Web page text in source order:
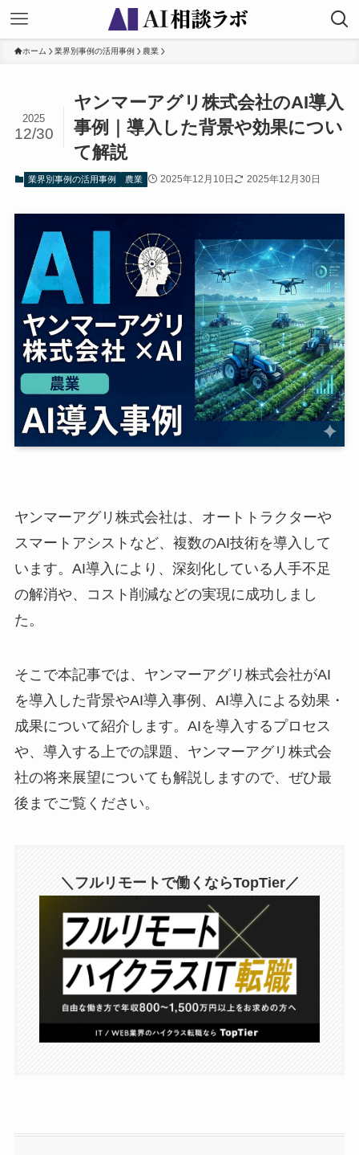
ホーム 業界別事例の活用事例 農業
ヤンマーアグリ株式会社のAI導入
事例｜導入した背景や効果につい
て解説
2025
12/30
業界別事例の活用事例 農業 2025年12月10日 2025年12月30日
ヤンマーアグリ株式会社は、オートトラクターや
スマートアシストなど、複数のAI技術を導入して
います。AI導入により、深刻化している人手不足
の解消や、コスト削減などの実現に成功しまし
た。
そこで本記事では、ヤンマーアグリ株式会社がAI
を導入した背景やAI導入事例、AI導入による効果・
成果について紹介します。AIを導入するプロセス
や、導入する上での課題、ヤンマーアグリ株式会
社の将来展望についても解説しますので、ぜひ最
後までご覧ください。
＼フルリモートで働くならTopTier／